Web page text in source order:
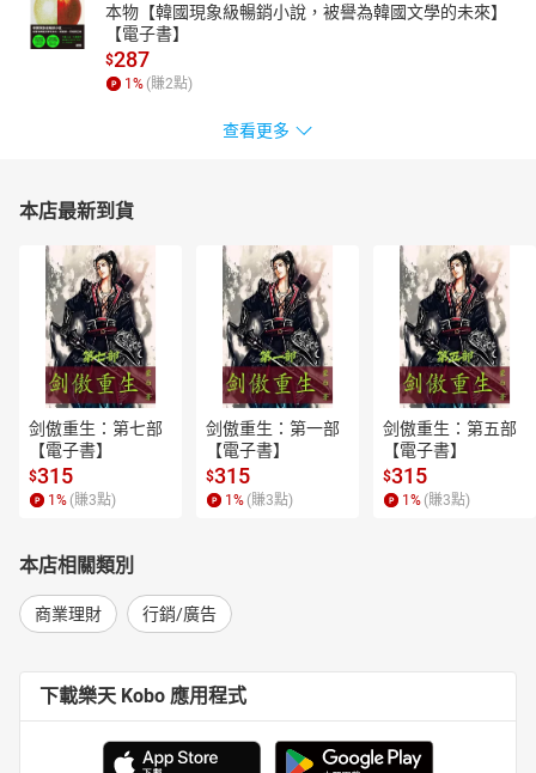
本物【韓國現象級暢銷小說，被譽為韓國文學的未來】
【電子書】
$287
1% (賺2點)
查看更多
本店最新到貨
剑傲重生：第七部
【電子書】
$315
1 % (賺3點)
剑傲重生：第一部
【電子書】
$315
1 % (賺3點)
剑傲重生：第五部
【電子書】
$315
1 % (賺3點)
本店相關類別
商業理財 行銷/廣告
下載樂天 Kobo 應用程式